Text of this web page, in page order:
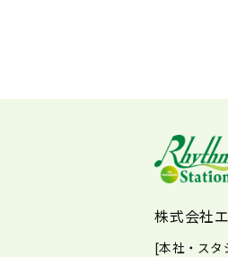
株式会社
[本社・スタ